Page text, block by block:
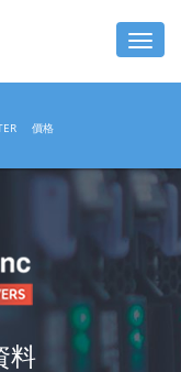
價格
料